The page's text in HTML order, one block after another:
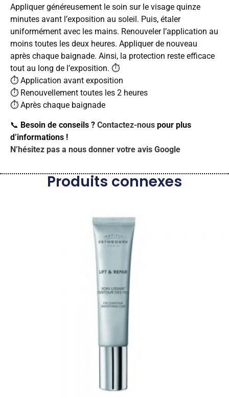
Appliquer généreusement le soin sur le visage quinze
minutes avant l’exposition au soleil. Puis, étaler
uniformément avec les mains. Renouveler l’application au
moins toutes les deux heures. Appliquer de nouveau
après chaque baignade. Ainsi, la protection reste efficace
tout au long de l’exposition. ⏱️
⏱️ Application avant exposition
⏱️ Renouvellement toutes les 2 heures
⏱️ Après chaque baignade
📞 Besoin de conseils ? Contactez-nous pour plus
d’informations !
N’hésitez pas a nous donner votre avis Google
Produits connexes